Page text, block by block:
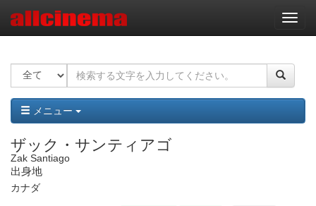
ナ
ビ
ー
ョ
ン
メニュー
ザック・サンティアゴ
Zak Santiago
出身地
カナダ